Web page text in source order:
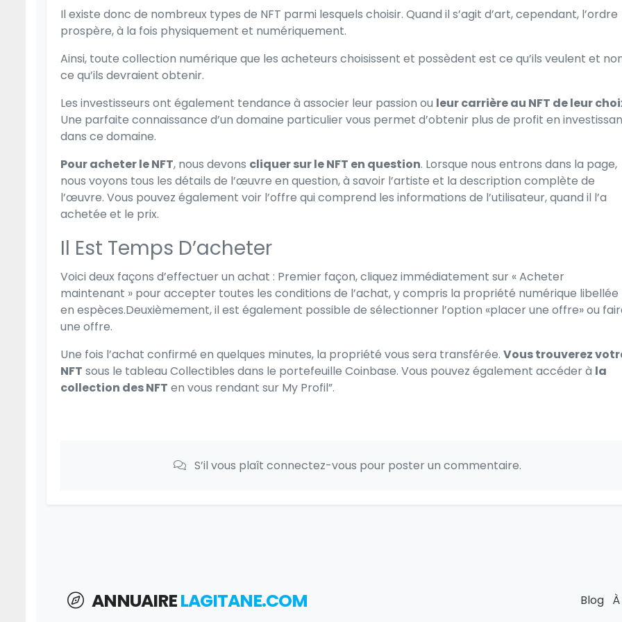
Il existe donc de nombreux types de NFT parmi lesquels choisir. Quand il s’agit d’art, cependant, l’ordre
prospère, à la fois physiquement et numériquement.
Ainsi, toute collection numérique que les acheteurs choisissent et possèdent est ce qu’ils veulent et
ce qu’ils devraient obtenir.
Les investisseurs ont également tendance à associer leur passion ou leur carrière au NFT de leur
Une parfaite connaissance d’un domaine particulier vous permet d’obtenir plus de profit en
dans ce domaine.
Pour acheter le NFT, nous devons cliquer sur le NFT en question. Lorsque nous entrons dans la page,
nous voyons tous les détails de l’œuvre en question, à savoir l’artiste et la description complète de
l’œuvre. Vous pouvez également voir l’offre qui comprend les informations de l’utilisateur, quand il l’a
achetée et le prix.
Il Est Temps D’acheter
Voici deux façons d’effectuer un achat : Premier façon, cliquez immédiatement sur « Acheter
maintenant » pour accepter toutes les conditions de l’achat, y compris la propriété numérique libellée
en espèces.Deuxièmement, il est également possible de sélectionner l’option «placer une offre» ou
une offre.
Une fois l’achat confirmé en quelques minutes, la propriété vous sera transférée. Vous trouverez
NFT sous le tableau Collectibles dans le portefeuille Coinbase. Vous pouvez également accéder à la
collection des NFT en vous rendant sur My Profil”.
S’il vous plaît connectez-vous pour poster un commentaire.
ANNUAIRELAGITANE.COM Blog